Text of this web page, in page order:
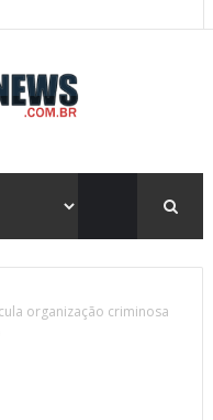
organização criminosa